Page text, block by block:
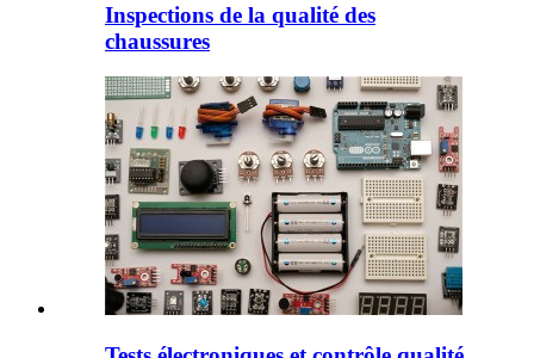
Inspections de la qualité des
chaussures